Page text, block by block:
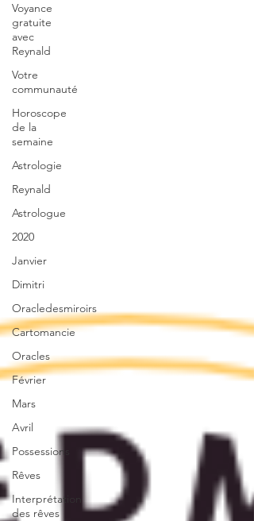
Voyance
gratuite
avec
Reynald
Votre
communauté
Horoscope
de la
semaine
Astrologie
Reynald
Astrologue
2020
Janvier
Dimitri
Oracledesmiroirs
Cartomancie
Oracles
Février
Mars
Avril
Possessions
Rêves
Interprétation
des rêves